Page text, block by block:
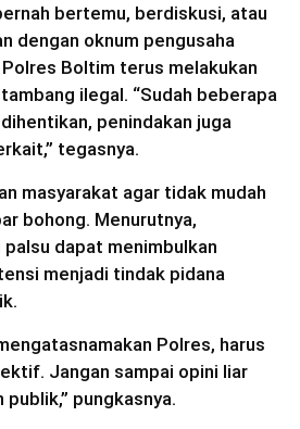
bertemu, berdiskusi, atau
dengan oknum pengusaha
Boltim terus melakukan
ilegal. “Sudah beberapa
penindakan juga
tegasnya.
masyarakat agar tidak mudah
bohong. Menurutnya,
dapat menimbulkan
menjadi tindak pidana
Polres, harus
Jangan sampai opini liar
pungkasnya.